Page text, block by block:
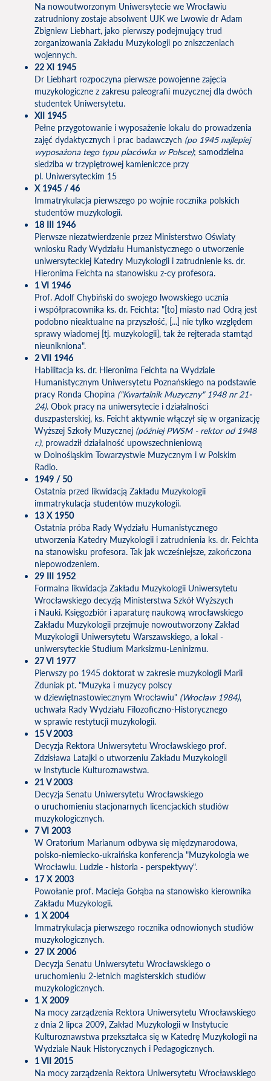
Na nowoutworzonym Uniwersytecie we Wrocławiu
zatrudniony zostaje absolwent UJK we Lwowie dr Adam
Zbigniew Liebhart, jako pierwszy podejmujący trud
zorganizowania Zakładu Muzykologii po zniszczeniach
wojennych.
22 XI 1945
Dr Liebhart rozpoczyna pierwsze powojenne zajęcia
muzykologiczne z zakresu paleografii muzycznej dla dwóch
studentek Uniwersytetu.
XII 1945
Pełne przygotowanie i wyposażenie lokalu do prowadzenia
zajęć dydaktycznych i prac badawczych (po 1945 najlepiej
wyposażona tego typu placówka w Polsce); samodzielna
siedziba w trzypiętrowej kamieniczce przy
pl. Uniwersyteckim 15
X 1945 / 46
Immatrykulacja pierwszego po wojnie rocznika polskich
studentów muzykologii.
18 III 1946
Pierwsze niezatwierdzenie przez Ministerstwo Oświaty
wniosku Rady Wydziału Humanistycznego o utworzenie
uniwersyteckiej Katedry Muzykologii i zatrudnienie ks. dr.
Hieronima Feichta na stanowisku z-cy profesora.
1 VI 1946
Prof. Adolf Chybiński do swojego lwowskiego ucznia
i współpracownika ks. dr. Feichta: "[to] miasto nad Odrą jest
podobno nieaktualne na przyszłość, [...] nie tylko względem
sprawy wiadomej [tj. muzykologii], tak że rejterada stamtąd
nieunikniona".
2 VII 1946
Habilitacja ks. dr. Hieronima Feichta na Wydziale
Humanistycznym Uniwersytetu Poznańskiego na podstawie
pracy Ronda Chopina ("Kwartalnik Muzyczny" 1948 nr 21-
24). Obok pracy na uniwersytecie i działalności
duszpasterskiej, ks. Feicht aktywnie włączył się w organizację
Wyższej Szkoły Muzycznej (później PWSM - rektor od 1948
r.), prowadził działalność upowszechnieniową
w Dolnośląskim Towarzystwie Muzycznym i w Polskim
Radio.
1949 / 50
Ostatnia przed likwidacją Zakładu Muzykologii
immatrykulacja studentów muzykologii.
13 X 1950
Ostatnia próba Rady Wydziału Humanistycznego
utworzenia Katedry Muzykologii i zatrudnienia ks. dr. Feichta
na stanowisku profesora. Tak jak wcześniejsze, zakończona
niepowodzeniem.
29 III 1952
Formalna likwidacja Zakładu Muzykologii Uniwersytetu
Wrocławskiego decyzją Ministerstwa Szkół Wyższych
i Nauki. Księgozbiór i aparaturę naukową wrocławskiego
Zakładu Muzykologii przejmuje nowoutworzony Zakład
Muzykologii Uniwersytetu Warszawskiego, a lokal -
uniwersyteckie Studium Marksizmu-Leninizmu.
27 VI 1977
Pierwszy po 1945 doktorat w zakresie muzykologii Marii
Zduniak pt. "Muzyka i muzycy polscy
w dziewiętnastowiecznym Wrocławiu" (Wrocław 1984),
uchwała Rady Wydziału Filozoficzno-Historycznego
w sprawie restytucji muzykologii.
15 V 2003
Decyzja Rektora Uniwersytetu Wrocławskiego prof.
Zdzisława Latajki o utworzeniu Zakładu Muzykologii
w Instytucie Kulturoznawstwa.
21 V 2003
Decyzja Senatu Uniwersytetu Wrocławskiego
o uruchomieniu stacjonarnych licencjackich studiów
muzykologicznych.
7 VI 2003
W Oratorium Marianum odbywa się międzynarodowa,
polsko-niemiecko-ukraińska konferencja "Muzykologia we
Wrocławiu. Ludzie - historia - perspektywy".
17 X 2003
Powołanie prof. Macieja Gołąba na stanowisko kierownika
Zakładu Muzykologii.
1 X 2004
Immatrykulacja pierwszego rocznika odnowionych studiów
muzykologicznych.
27 IX 2006
Decyzja Senatu Uniwersytetu Wrocławskiego o
uruchomieniu 2-letnich magisterskich studiów
muzykologicznych.
1 X 2009
Na mocy zarządzenia Rektora Uniwersytetu Wrocławskiego
z dnia 2 lipca 2009, Zakład Muzykologii w Instytucie
Kulturoznawstwa przekształca się w Katedrę Muzykologii na
Wydziale Nauk Historycznych i Pedagogicznych.
1 VII 2015
Na mocy zarządzenia Rektora Uniwersytetu Wrocławskiego